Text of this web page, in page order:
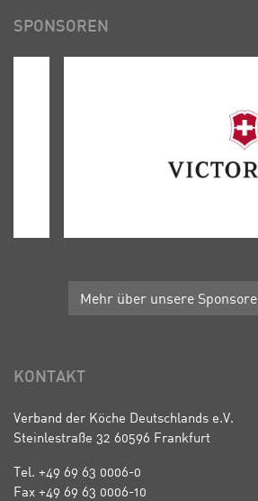
SPONSOREN
Mehr über unsere
KONTAKT
Verband der Köche Deutschlands e.V.
Steinlestraße 32 60596 Frankfurt
Tel. +49 69 63 0006-0
Fax +49 69 63 0006-10